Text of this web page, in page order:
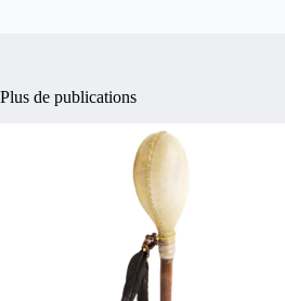
Plus de publications